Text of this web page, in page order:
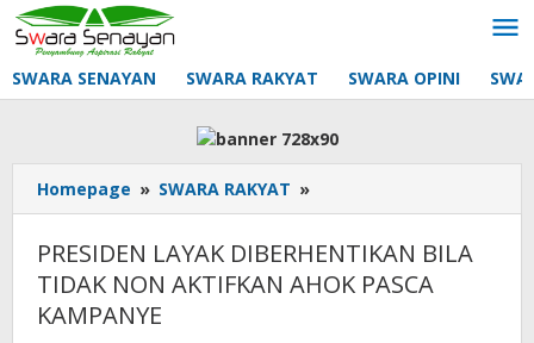
Lewati
ke
konten
SWARA SENAYAN SWARA RAKYAT SWARA OPINI
Homepage » SWARA RAKYAT »
LAYAK
BILA
TIDAK
PRESIDEN LAYAK DIBERHENTIKAN BILA
TIDAK NON AKTIFKAN AHOK PASCA
KAMPANYE